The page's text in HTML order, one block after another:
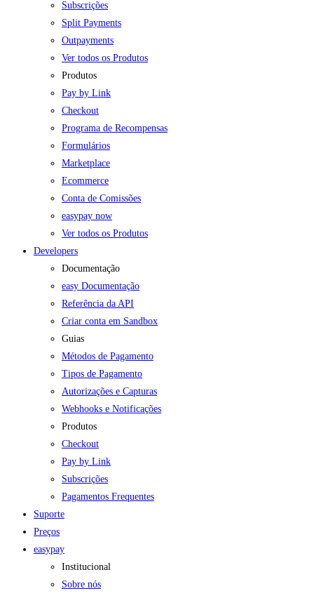
Subscrições
Split Payments
Outpayments
Ver todos os Produtos
Produtos
Pay by Link
Checkout
Programa de Recompensas
Formulários
Marketplace
Ecommerce
Conta de Comissões
easypay now
Ver todos os Produtos
Developers
Documentação
easy Documentação
Referência da API
Criar conta em Sandbox
Guias
Métodos de Pagamento
Tipos de Pagamento
Autorizações e Capturas
Webhooks e Notificações
Produtos
Checkout
Pay by Link
Subscrições
Pagamentos Frequentes
Suporte
Preços
easypay
Institucional
Sobre nós